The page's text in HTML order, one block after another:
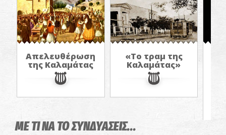
Απελευθέρωση
της Καλαμάτας
«Το τραμ της
Καλαμάτας»
ΜΕ ΤΙ ΝΑ ΤΟ ΣΥΝΔΥΑΣΕΙΣ...